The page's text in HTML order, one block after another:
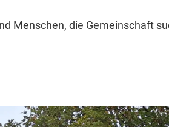
Menschen, die Gemeinschaft